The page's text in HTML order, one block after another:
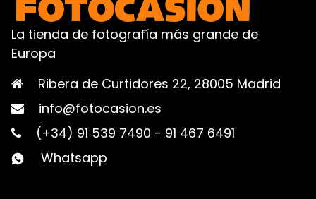
La tienda de fotografía más grande de
Europa
Ribera de Curtidores 22, 28005 Madrid
info@fotocasion.es
(+34) 91 539 7490 - 91 467 6491
Whatsapp